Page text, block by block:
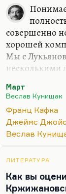
совершенно
хорошей
Мы с
несколькими
в одиночку
А Куничак –
невозможно
всего искать
бы автора вы
отцов,
язык,
Март
Веслав Кунищак
Франц Кафка
Джеймс Джойс
Веслав
ЛИТЕРАТУРА
Как вы